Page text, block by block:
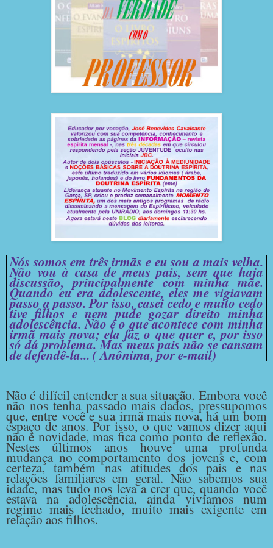
Nós somos em três irmãs e eu sou a mais velha.
Não vou à casa de meus pais, sem que haja
discussão, principalmente com minha mãe.
Quando eu era adolescente, eles me vigiavam
passo a passo. Por isso, casei cedo e muito cedo
tive filhos e nem pude gozar direito minha
adolescência. Não é o que acontece com minha
irmã mais nova; ela faz o que quer e, por isso
só dá problema. Mas meus pais não se cansam
de defendê-la... ( Anônima, por e-mail)
Não é difícil entender a sua situação. Embora você
não nos tenha passado mais dados, pressupomos
que, entre você e sua irmã mais nova, há um bom
espaço de anos. Por isso, o que vamos dizer aqui
não é novidade, mas fica como ponto de reflexão.
Nestes últimos anos houve uma profunda
mudança no comportamento dos jovens e, com
certeza, também nas atitudes dos pais e nas
relações familiares em geral. Não sabemos sua
idade, mas tudo nos leva a crer que, quando você
estava na adolescência, ainda vivíamos num
regime mais fechado, muito mais exigente em
relação aos filhos.